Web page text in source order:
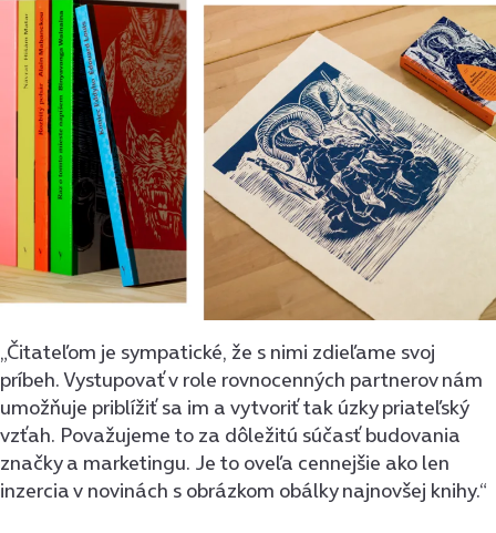
„Čitateľom je sympatické, že s nimi zdieľame svoj
príbeh. Vystupovať v role rovnocenných partnerov nám
umožňuje priblížiť sa im a vytvoriť tak úzky priateľský
vzťah. Považujeme to za dôležitú súčasť budovania
značky a marketingu. Je to oveľa cennejšie ako len
inzercia v novinách s obrázkom obálky najnovšej knihy.“